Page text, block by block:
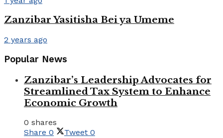
Zanzibar Yasitisha Bei ya Umeme
2 years ago
Popular News
Zanzibar’s Leadership Advocates for
Streamlined Tax System to Enhance
Economic Growth
0 shares
Share 0 Tweet 0